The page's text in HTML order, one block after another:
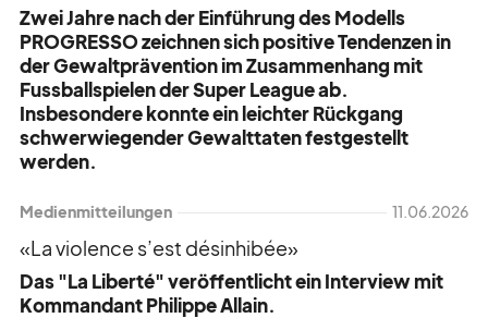
Zwei Jahre nach der Einführung des Modells
PROGRESSO zeichnen sich positive Tendenzen in
der Gewaltprävention im Zusammenhang mit
Fussballspielen der Super League ab.
Insbesondere konnte ein leichter Rückgang
schwerwiegender Gewalttaten festgestellt
werden.
Medienmitteilungen 11.06.2026
«La violence s’est désinhibée»
Das "La Liberté" veröffentlicht ein Interview mit
Kommandant Philippe Allain.